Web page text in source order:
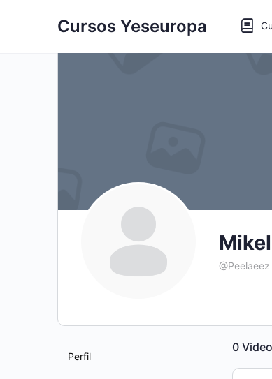
Cursos Yeseuropa
Mikel
@Peelaeez
Perfil
0